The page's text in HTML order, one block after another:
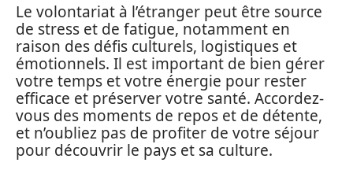
Le volontariat à l’étranger peut être source
de stress et de fatigue, notamment en
raison des défis culturels, logistiques et
émotionnels. Il est important de bien gérer
votre temps et votre énergie pour rester
efficace et préserver votre santé. Accordez-
vous des moments de repos et de détente,
et n’oubliez pas de profiter de votre séjour
pour découvrir le pays et sa culture.